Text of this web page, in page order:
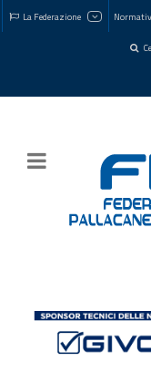
La Federazione